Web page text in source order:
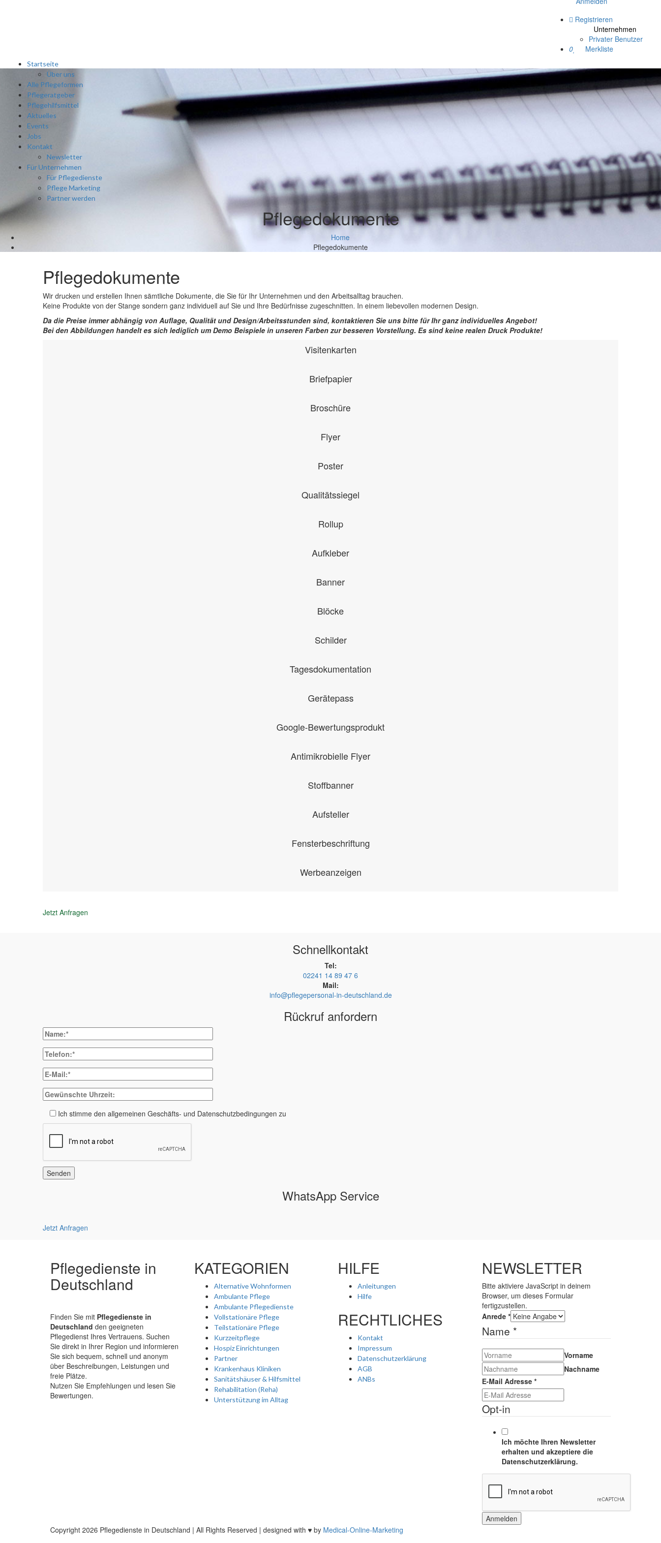
Registrieren
Unternehmen
Privater Benutzer
0
Merkliste
Startseite
Über uns
Alle Pflegeformen
Pflegeratgeber
Pflegehilfsmittel
Aktuelles
Events
Jobs
Kontakt
Newsletter
Für Unternehmen
Für Pflegedienste
Pflege Marketing
Partner werden
Pflegedokumente
Home
Pflegedokumente
Pflegedokumente
Wir drucken und erstellen Ihnen sämtliche Dokumente, die Sie für Ihr Unternehmen und den Arbeitsalltag brauchen.
Keine Produkte von der Stange sondern ganz individuell auf Sie und Ihre Bedürfnisse zugeschnitten. In einem liebevollen modernen Design.
Da die Preise immer abhängig von Auflage, Qualität und Design/Arbeitsstunden sind, kontaktieren Sie uns bitte für Ihr ganz individuelles Angebot!
Bei den Abbildungen handelt es sich lediglich um Demo Beispiele in unseren Farben zur besseren Vorstellung. Es sind keine realen Druck Produkte!
Visitenkarten
Briefpapier
Broschüre
Flyer
Poster
Qualitätssiegel
Rollup
Aufkleber
Banner
Blöcke
Schilder
Tagesdokumentation
Gerätepass
Google-Bewertungsprodukt
Antimikrobielle Flyer
Stoffbanner
Aufsteller
Fensterbeschriftung
Werbeanzeigen
Jetzt Anfragen
Schnellkontakt
Tel:
02241 14 89 47 6
Mail:
info@pflegepersonal-in-deutschland.de
Rückruf anfordern
Ich stimme den allgemeinen Geschäfts- und Datenschutzbedingungen zu
WhatsApp Service
Jetzt Anfragen
Pflegedienste in
Deutschland
Finden Sie mit Pflegedienste in
Deutschland den geeigneten
Pflegedienst Ihres Vertrauens. Suchen
Sie direkt in Ihrer Region und informieren
Sie sich bequem, schnell und anonym
über Beschreibungen, Leistungen und
freie Plätze.
Nutzen Sie Empfehlungen und lesen Sie
Bewertungen.
KATEGORIEN
Alternative Wohnformen
Ambulante Pflege
Ambulante Pflegedienste
Vollstationäre Pflege
Teilstationäre Pflege
Kurzzeitpflege
Hospiz Einrichtungen
Partner
Krankenhaus Kliniken
Sanitätshäuser & Hilfsmittel
Rehabilitation (Reha)
Unterstützung im Alltag
HILFE
Anleitungen
Hilfe
RECHTLICHES
Kontakt
Impressum
Datenschutzerklärung
AGB
ANBs
NEWSLETTER
Bitte aktiviere JavaScript in deinem
Browser, um dieses Formular
fertigzustellen.
Anrede *
Name *
Vorname
Nachname
E-Mail Adresse *
Opt-in
Ich möchte Ihren Newsletter
erhalten und akzeptiere die
Datenschutzerklärung.
Anmelden
Copyright 2026 Pflegedienste in Deutschland | All Rights Reserved | designed with ♥ by Medical-Online-Marketing